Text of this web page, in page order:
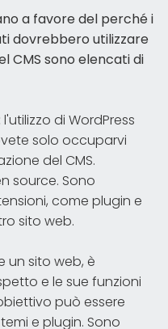
a favore del perché i
dovrebbero utilizzare
CMS sono elencati di
l'utilizzo di WordPress
solo occuparvi
del CMS.
source. Sono
come plugin e
sito web.
un sito web, è
e le sue funzioni
può essere
e plugin. Sono